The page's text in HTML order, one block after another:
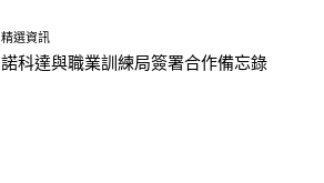
精選資訊
諾科達與職業訓練局簽署合作備忘錄